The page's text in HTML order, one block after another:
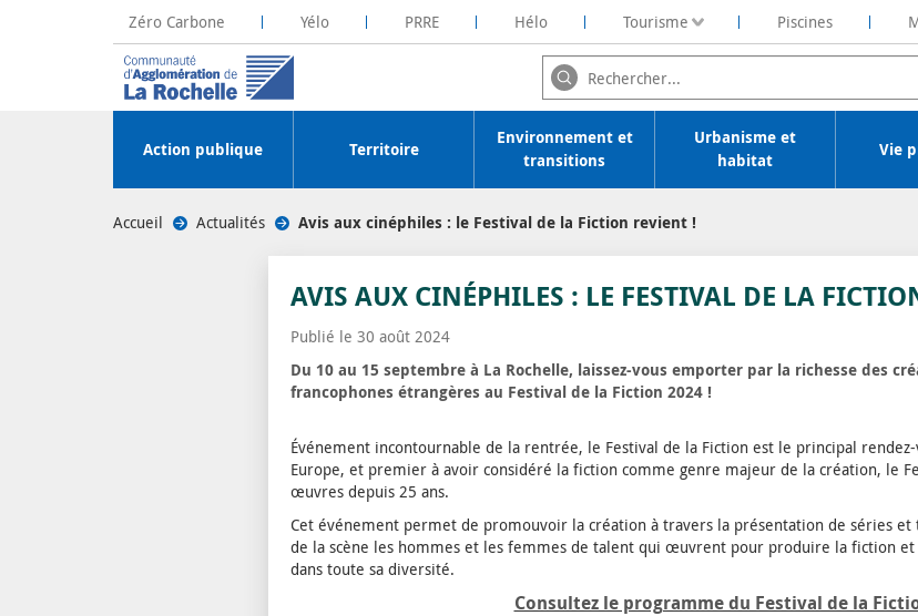
Zéro Carbone
La Rochelle Territoire Zéro Carbone
Yélo PRRE
Plateforme Rochelaise de Rénovation Energétique
Hélo Tourisme Piscines
Action publique Territoire
Environnement et
transitions
Urbanisme et
habitat
Vie
Accueil Actualités Avis aux cinéphiles : le Festival de la Fiction revient !
AVIS AUX CINÉPHILES : LE FESTIVAL DE LA
Publié le 30 août 2024
Du 10 au 15 septembre à La Rochelle, laissez-vous emporter par la richesse des
francophones étrangères au Festival de la Fiction 2024 !
Événement incontournable de la rentrée, le Festival de la Fiction est le principal
Europe, et premier à avoir considéré la fiction comme genre majeur de la création, le
œuvres depuis 25 ans.
Cet événement permet de promouvoir la création à travers la présentation de séries
de la scène les hommes et les femmes de talent qui œuvrent pour produire la fiction
dans toute sa diversité.
Consultez le programme du Festival de la